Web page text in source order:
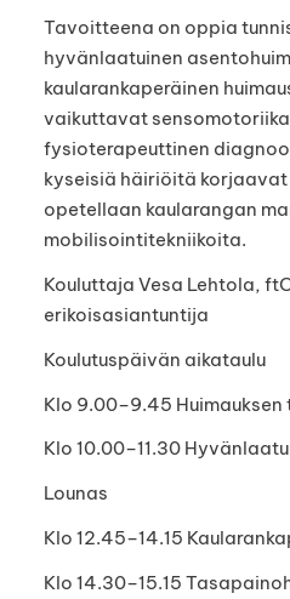
Tavoitteena on oppia
hyvänlaatuinen
kaularankaperäinen
vaikuttavat
fysioterapeuttinen
kyseisiä häiriöitä
opetellaan kaularangan
mobilisointitekniikoita.
Kouluttaja Vesa Lehtola,
erikoisasiantuntija
Koulutuspäivän aikataulu
Klo 9.00–9.45
Klo 10.00–11.30
Lounas
Klo 12.45–14.15
Klo 14.30–15.15